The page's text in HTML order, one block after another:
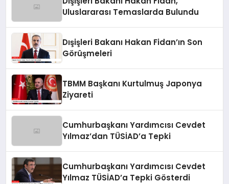
Uluslararası Temaslarda Bulundu
Dışişleri Bakanı Hakan Fidan’ın Son
Görüşmeleri
TBMM Başkanı Kurtulmuş Japonya
Ziyareti
Cumhurbaşkanı Yardımcısı Cevdet
Yılmaz’dan TÜSİAD’a Tepki
Cumhurbaşkanı Yardımcısı Cevdet
Yılmaz TÜSİAD’a Tepki Gösterdi